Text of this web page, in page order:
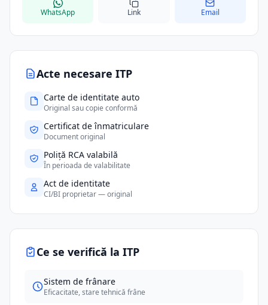
Acte necesare ITP
Carte de identitate auto
Original sau copie conformă
Certificat de înmatriculare
Document original
Poliță RCA valabilă
În perioada de valabilitate
Act de identitate
CI/BI proprietar — original
Ce se verifică la ITP
Sistem de frânare
Eficacitate, stare tehnică frâne
WhatsApp Link Email